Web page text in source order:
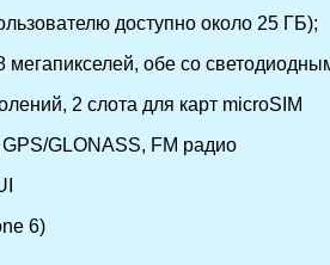
доступно около 25 ГБ);
обе со
2 слота для карт microSIM
GLONASS, FM радио
6)